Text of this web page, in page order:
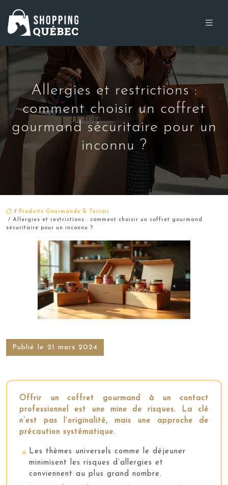
Allergies et restrictions :
comment choisir un coffret
gourmand sécuritaire pour un
inconnu ?
/
Produits Gourmands & Terroir
/ Allergies et restrictions : comment choisir un coffret gourmand
sécuritaire pour un inconnu ?
Publié le 21 mars 2024
Offrir un coffret gourmand à un contact
professionnel est une mine de risques. La clé
n’est pas l’originalité, mais une approche de
précaution systématique.
Les thèmes universels comme le déjeuner
minimisent les risques d’allergies et
conviennent au plus grand nombre.